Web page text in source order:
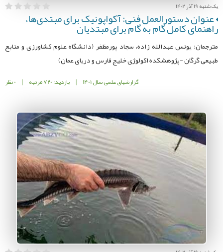
یک شنبه 19 آذر 1402
عنوان دستورالعمل فنی: آکواپونیک برای مبتدی‌ها،
راهنمای کامل گام به گام برای مبتدیان
مترجمان: یونس عبدالله زاده، سجاد پورمظفر (دانشگاه علوم کشاورزی و منابع
طبیعی گرگان -پژوهشکده اکولوژی خلیج فارس و دریای عمان)
گزارشهای علمی سال 1401 | بازدید: 720 مرتبه | 0 نظر